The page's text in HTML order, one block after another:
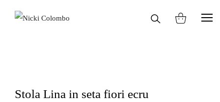
Cerca
Stola Lina in seta fiori ecru